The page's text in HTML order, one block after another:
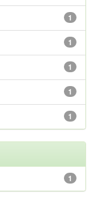
1
1
1
1
1
1